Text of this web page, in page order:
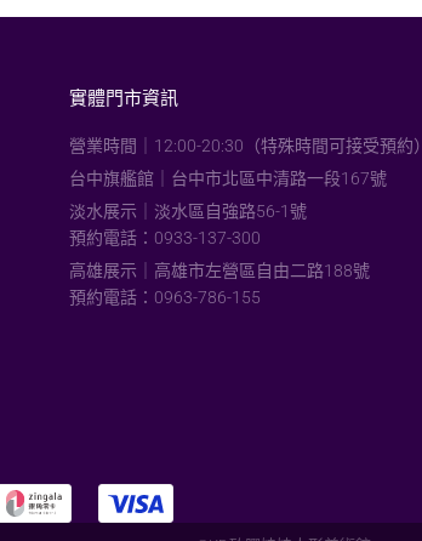
實體門市資訊
營業時間｜12:00-20:30（特殊時間可接受預約）
台中旗艦館｜台中市北區中清路一段167號
淡水展示｜淡水區自強路56-1號
預約電話：0933-137-300
高雄展示｜高雄市左營區自由二路188號
預約電話：0963-786-155